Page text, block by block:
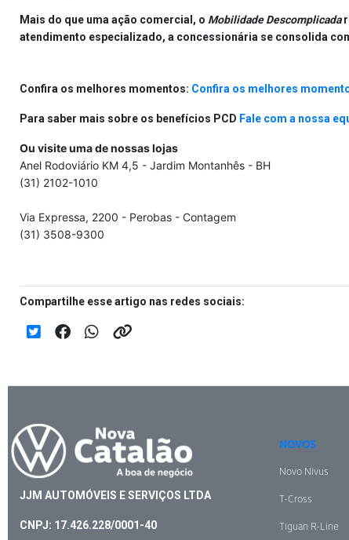
Mais do que uma ação comercial, o Mobilidade Descomplicada
atendimento especializado, a concessionária se consolida
Confira os melhores momentos: Confira os melhores
Para saber mais sobre os benefícios PCD Fale com a nossa
Ou visite uma de nossas lojas
Anel Rodoviário KM 4,5 - Jardim Montanhês - BH
(31) 2102-1010
Via Expressa, 2200 - Perobas - Contagem
(31) 3508-9300
Compartilhe esse artigo nas redes sociais:
JJM AUTOMÓVEIS E SERVIÇOS LTDA
CNPJ: 17.426.228/0001-40
NOVOS
Novo Nivus
T-Cross
Tiguan R-Line